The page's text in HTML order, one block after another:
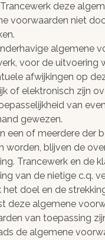
deze
voorwaarden niet
algemene
voor de uitvoering
afwijkingen op
of elektronisch zijn
van
gewezen.
een of meerdere der
worden, blijven de
Trancewerk en de
van de nietige c.q.
het doel en de
deze algemene
van toepassing
de algemene